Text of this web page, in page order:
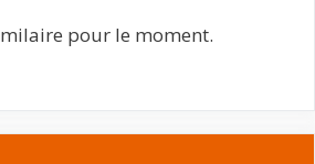
pour le moment.